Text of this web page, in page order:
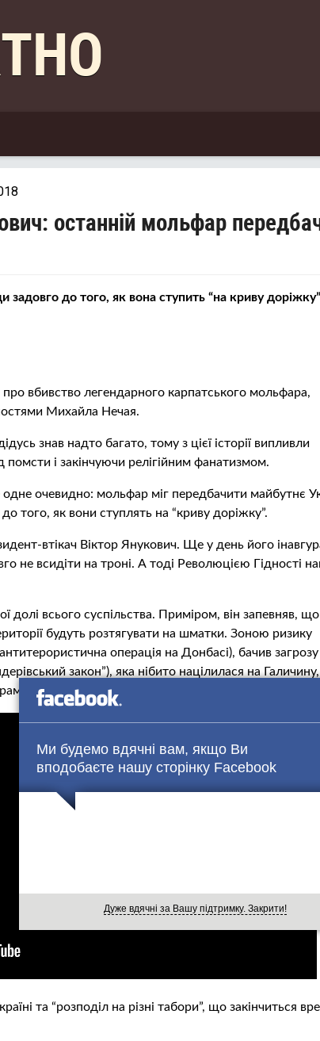
Ми будемо вдячні вам, якщо Ви
вподобаєте нашу сторінку Facebook
Дуже вдячні за Вашу підтримку. Закрити!
останній мольфар
задовго до того, як вона ступить “на криву доріжку”
про вбивство легендарного карпатського мольфара,
Михайла Нечая.
знав надто багато, тому з цієї історії випливли
помсти і закінчуючи релігійним фанатизмом.
очевидно: мольфар міг передбачити майбутнє
того, як вони ступлять на “криву доріжку”.
втікач Віктор Янукович. Ще у день його
не всидіти на троні. А тоді Революцією Гідності
долі всього суспільства. Приміром, він запевняв,
будуть розтягувати на шматки. Зоною ризику
операція на Донбасі), бачив загрозу
закон”), яка нібито націлилася на
тобто Чехії.
та “розподіл на різні табори”, що закінчиться